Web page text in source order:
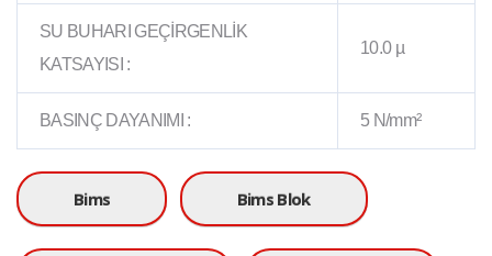
SU BUHARI GEÇİRGENLİK
KATSAYISI :
10.0 µ
BASINÇ DAYANIMI : 5 N/mm²
Bims Bims Blok